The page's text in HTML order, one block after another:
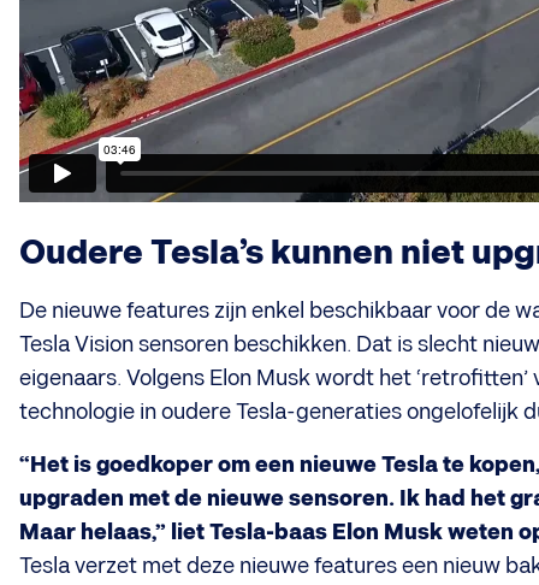
Oudere Tesla’s kunnen niet
De nieuwe features zijn enkel beschikbaar voor de
Tesla Vision sensoren beschikken. Dat is slecht
eigenaars. Volgens Elon Musk wordt het ‘retrofitten’
technologie in oudere Tesla-generaties ongelofelijk
“Het is goedkoper om een nieuwe Tesla te
upgraden met de nieuwe sensoren. Ik had het
Maar helaas,” liet Tesla-baas Elon Musk weten
Tesla verzet met deze nieuwe features een nieuw